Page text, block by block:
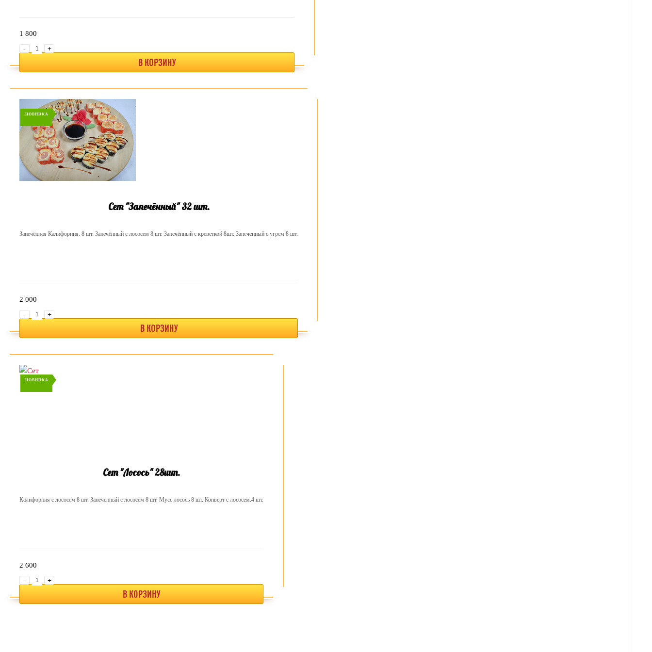
1 800
-
+
В КОРЗИНУ
НОВИНКА
Сет "Запечённый" 32 шт.
Запечённая Калифорния. 8 шт. Запечённый с лососем 8 шт. Запечённый с креветкой 8шт. Запеченный с угрем 8 шт.
2 000
-
+
В КОРЗИНУ
НОВИНКА
Сет "Лосось" 28шт.
Калифорния с лососем 8 шт. Запечённый с лососем 8 шт. Мусс лосось 8 шт. Конверт с лососем.4 шт.
2 600
-
+
В КОРЗИНУ